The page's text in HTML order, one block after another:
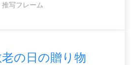
推写フレーム
の日の贈り物